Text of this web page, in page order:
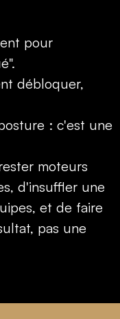
pour
débloquer,
: c'est une
moteurs
d'insuffler une
et de faire
pas une